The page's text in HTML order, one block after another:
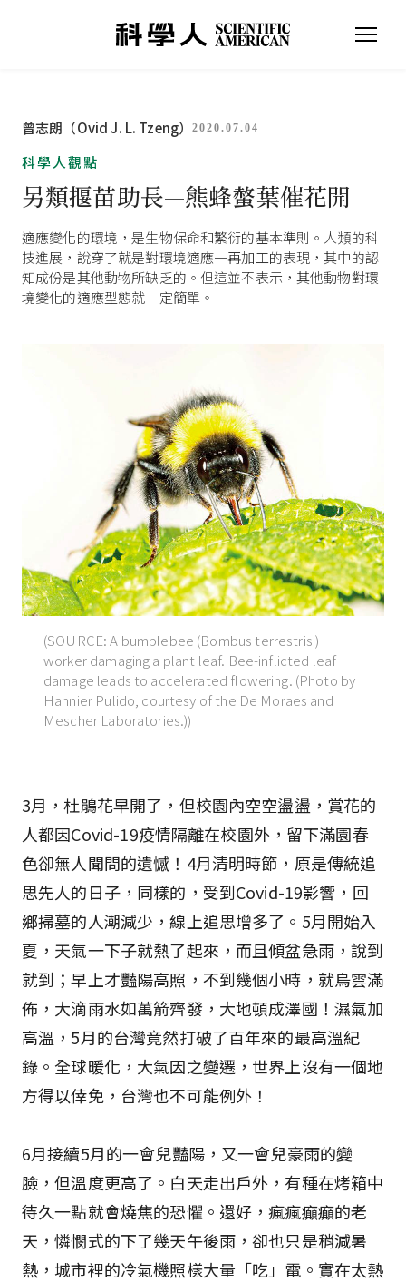
曾志朗（Ovid J. L. Tzeng）2020.07.04
科學人觀點
另類揠苗助長—熊蜂螫葉催花開
適應變化的環境，是生物保命和繁衍的基本準則。人類的科
技進展，說穿了就是對環境適應一再加工的表現，其中的認
知成份是其他動物所缺乏的。但這並不表示，其他動物對環
境變化的適應型態就一定簡單。
(SOURCE: A bumblebee (Bombus terrestris )
worker damaging a plant leaf. Bee-inflicted leaf
damage leads to accelerated flowering. (Photo by
Hannier Pulido, courtesy of the De Moraes and
Mescher Laboratories.))
3月，杜鵑花早開了，但校園內空空盪盪，賞花的
人都因Covid-19疫情隔離在校園外，留下滿園春
色卻無人聞問的遺憾！4月清明時節，原是傳統追
思先人的日子，同樣的，受到Covid-19影響，回
鄉掃墓的人潮減少，線上追思增多了。5月開始入
夏，天氣一下子就熱了起來，而且傾盆急雨，說到
就到；早上才豔陽高照，不到幾個小時，就烏雲滿
佈，大滴雨水如萬箭齊發，大地頓成澤國！濕氣加
高溫，5月的台灣竟然打破了百年來的最高溫紀
錄。全球暖化，大氣因之變遷，世界上沒有一個地
方得以倖免，台灣也不可能例外！
6月接續5月的一會兒豔陽，又一會兒豪雨的變
臉，但溫度更高了。白天走出戶外，有種在烤箱中
待久一點就會燒焦的恐懼。還好，瘋瘋癲癲的老
天，憐憫式的下了幾天午後雨，卻也只是稍減暑
熱，城市裡的冷氣機照樣大量「吃」電。實在太熱